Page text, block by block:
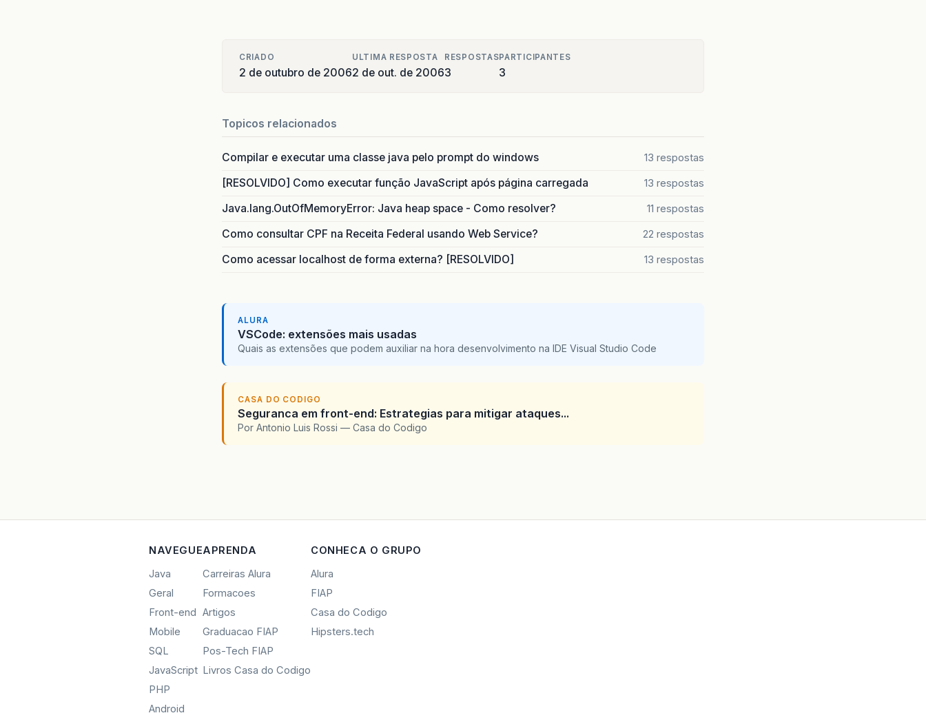
CRIADO
2 de outubro de 2006
ULTIMA RESPOSTA
2 de out. de 2006
RESPOSTAS
3
PARTICIPANTES
3
Topicos relacionados
Compilar e executar uma classe java pelo prompt do windows 13 respostas
[RESOLVIDO] Como executar função JavaScript após página carregada 13 respostas
Java.lang.OutOfMemoryError: Java heap space - Como resolver? 11 respostas
Como consultar CPF na Receita Federal usando Web Service? 22 respostas
Como acessar localhost de forma externa? [RESOLVIDO] 13 respostas
ALURA
VSCode: extensões mais usadas
Quais as extensões que podem auxiliar na hora desenvolvimento na IDE Visual Studio Code
CASA DO CODIGO
Seguranca em front-end: Estrategias para mitigar ataques...
Por Antonio Luis Rossi — Casa do Codigo
NAVEGUE
Java
Geral
Front-end
Mobile
SQL
JavaScript
PHP
Android
APRENDA
Carreiras Alura
Formacoes
Artigos
Graduacao FIAP
Pos-Tech FIAP
Livros Casa do Codigo
CONHECA O GRUPO
Alura
FIAP
Casa do Codigo
Hipsters.tech